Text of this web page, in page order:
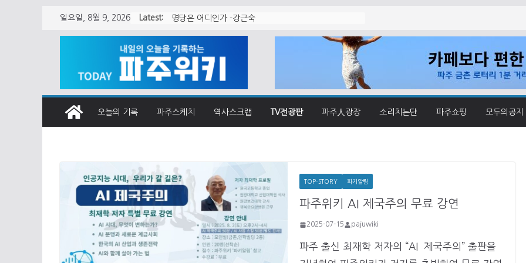
Skip일요일, 8월 9, 2026 Latest: 월롱면 청사 어떻게 지어졌나
오늘의 기록 파주스케치 역사스크랩 TV전광판 파주人광장 소리치논단 파주쇼핑 모두의공지
TOP-STORY 파키알림
파주위키 AI 제국주의 무료 강연
2025-07-15 pajuwiki
파주 출신 최재학 저자의 “AI 제국주의” 출판을